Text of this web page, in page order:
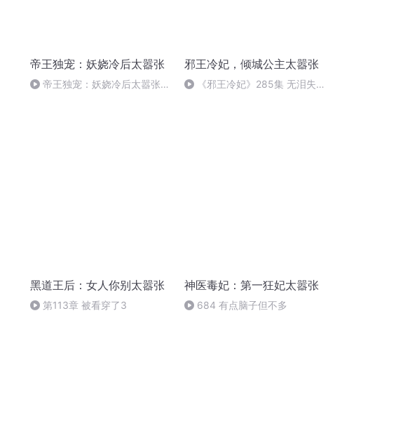
帝王独宠：妖娆冷后太嚣张
帝王独宠：妖娆冷后太嚣张
邪王冷妃，倾城公主太嚣张
《邪王冷妃》285集 无泪失
黑道王后：女人你别太嚣张
第113章 被看穿了3
神医毒妃：第一狂妃太嚣张
684 有点脑子但不多